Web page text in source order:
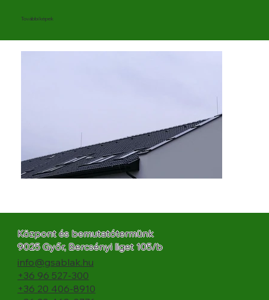
További képek
Központ és bemutatótermünk
9025 Győr, Bercsényi liget 105/b
info@gsablak.hu
+36 96 527-300
+36 20 406-8910